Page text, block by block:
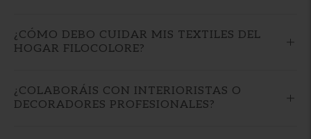
¿CÓMO DEBO CUIDAR MIS TEXTILES DEL
HOGAR FILOCOLORE?
¿COLABORÁIS CON INTERIORISTAS O
DECORADORES PROFESIONALES?